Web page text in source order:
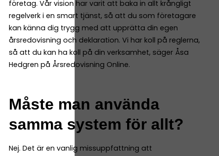
företag. Vår vision har varit att baka in allt krångligt
regelverk i en smart tjänst, så att du som företagare
kan känna dig trygg med att upprätta din egen
årsredovisning och deklaration. Vi har koll på reglerna,
så att du kan ha koll på din verksamhet, säger Åsa
Hedgren på Årsredovisning Online.
Måste man använda
samma system för allt?
Nej. Det är en vanlig missuppfattning att